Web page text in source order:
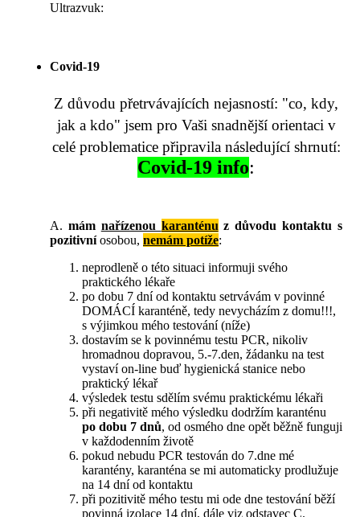
Ultrazvuk:
Covid-19
Z důvodu přetrvávajících nejasností: "co, kdy,
jak a kdo" jsem pro Vaši snadnější orientaci v
celé problematice připravila následující shrnutí:
Covid-19 info:
A. mám nařízenou karanténu z důvodu kontaktu s
pozitivníosobou, nemám potíže:
neprodleně o této situaci informuji svého
praktického lékaře
po dobu 7 dní od kontaktu setrvávám v povinné
DOMÁCÍ karanténě, tedy nevycházím z domu!!!,
s výjimkou mého testování (níže)
dostavím se k povinnému testu PCR, nikoliv
hromadnou dopravou, 5.-7.den, žádanku na test
vystaví on-line buď hygienická stanice nebo
praktický lékař
výsledek testu sdělím svému praktickému lékaři
při negativitě mého výsledku dodržím karanténu
po dobu 7 dnů, od osmého dne opět běžně funguji
v každodenním životě
pokud nebudu PCR testován do 7.dne mé
karantény, karanténa se mi automaticky prodlužuje
na 14 dní od kontaktu
při pozitivitě mého testu mi ode dne testování běží
povinná izolace 14 dní, dále viz odstavec C.